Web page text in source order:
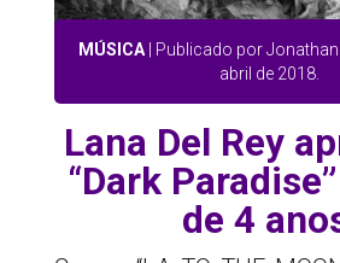
MÚSICA | Publicado por
abril de 2018.
Lana Del Rey
“Dark
de 4